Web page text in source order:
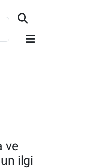
ve
ilgi